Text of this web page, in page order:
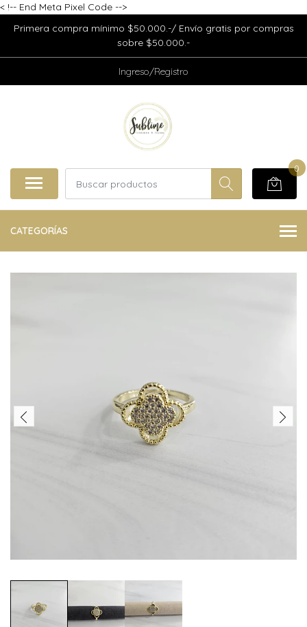
< !-- End Meta Pixel Code -->
Primera compra mínimo $50.000.-/ Envío gratis por compras
sobre $50.000.-
Ingreso/Registro
0
CATEGORÍAS